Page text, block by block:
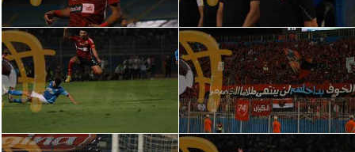
الدوري الإنجليزي
الدوري الإسباني
دوري أبطال أوروبا
القسم الثاني